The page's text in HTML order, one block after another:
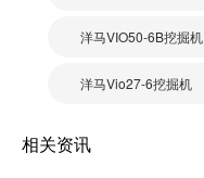
洋马VIO50-6B挖掘机
洋马Vio27-6挖掘机
相关资讯